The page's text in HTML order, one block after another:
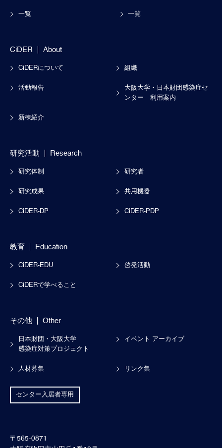
一覧 一覧
CiDER About
CiDERについて 組織
活動報告
大阪大学・日本財団感染症セ
ンター 利用案内
新棟紹介
研究活動 Research
研究体制 研究者
研究成果 共用機器
CiDER-DP CiDER-PDP
教育 Education
CiDER-EDU 啓発活動
CiDERで学べること
その他 Other
日本財団・大阪大学
感染症対策プロジェクト
イベント アーカイブ
人材募集 リンク集
センター入居者専用
〒565-0871